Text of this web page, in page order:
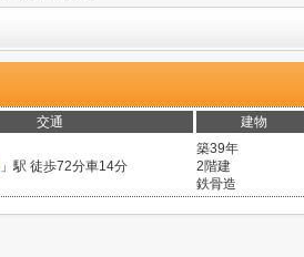
交通 建物
」駅 徒歩72分車14分
築39年
2階建
鉄骨造